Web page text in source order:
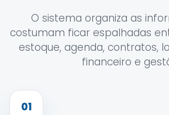
O sistema organiza as
costumam ficar espalhadas
estoque, agenda, contratos,
financeiro e
01